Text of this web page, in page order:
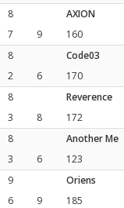
8
AXION
7
9 160
8
Code03
2
6 170
8
Reverence
3
8 172
8
Another Me
3
6 123
9
Oriens
6
9 185